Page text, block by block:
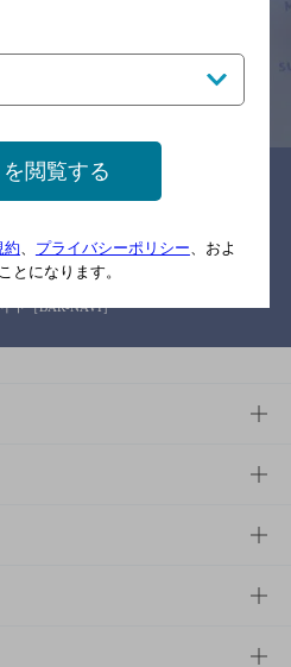
リンク
ト［BAR-NAVI］
閲覧する
約、 プライバシーポリシー、およ
とになります。